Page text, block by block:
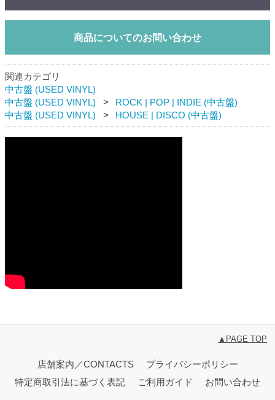
商品についてのお問い合わせ
関連カテゴリ
中古盤 (USED VINYL)
中古盤 (USED VINYL)
ROCK | POP | INDIE (中古盤)
中古盤 (USED VINYL)
HOUSE | DISCO (中古盤)
▲PAGE TOP
店舗案内／CONTACTS
プライバシーポリシー
特定商取引法に基づく表記
ご利用ガイド お問い合わせ